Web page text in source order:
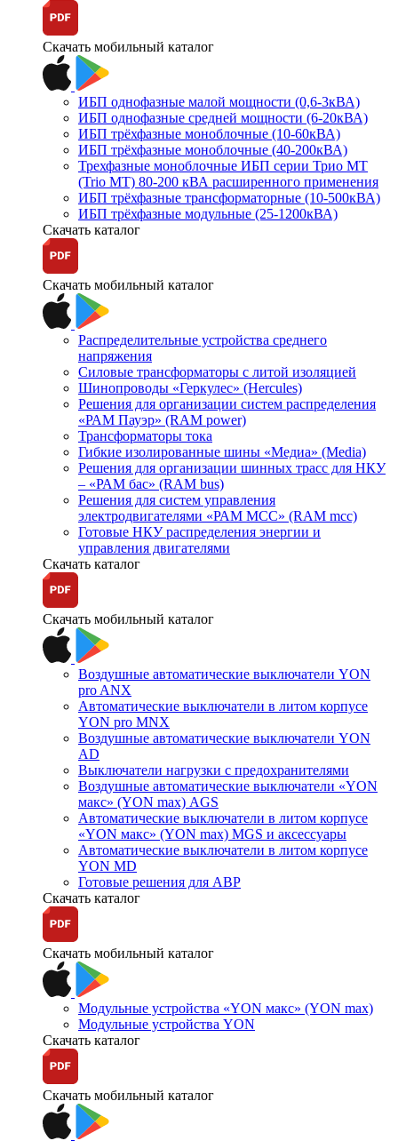
Скачать мобильный каталог
ИБП однофазные малой мощности (0,6-3кВА)
ИБП однофазные средней мощности (6-20кВА)
ИБП трёхфазные моноблочные (10-60кВА)
ИБП трёхфазные моноблочные (40-200кВА)
Трехфазные моноблочные ИБП серии Трио МТ
(Trio MT) 80-200 кВА расширенного применения
ИБП трёхфазные трансформаторные (10-500кВА)
ИБП трёхфазные модульные (25-1200кВА)
Скачать каталог
Скачать мобильный каталог
Распределительные устройства среднего
напряжения
Силовые трансформаторы с литой изоляцией
Шинопроводы «Геркулес» (Hercules)
Решения для организации систем распределения
«РАМ Пауэр» (RAM power)
Трансформаторы тока
Гибкие изолированные шины «Медиа» (Media)
Решения для организации шинных трасс для НКУ
– «РАМ бас» (RAM bus)
Решения для систем управления
электродвигателями «РАМ МСС» (RAM mcc)
Готовые НКУ распределения энергии и
управления двигателями
Скачать каталог
Скачать мобильный каталог
Воздушные автоматические выключатели YON
pro ANX
Автоматические выключатели в литом корпусе
YON pro MNX
Воздушные автоматические выключатели YON
AD
Выключатели нагрузки с предохранителями
Воздушные автоматические выключатели «YON
макс» (YON max) AGS
Автоматические выключатели в литом корпусе
«YON макс» (YON max) MGS и аксессуары
Автоматические выключатели в литом корпусе
YON MD
Готовые решения для АВР
Скачать каталог
Скачать мобильный каталог
Модульные устройства «YON макс» (YON max)
Модульные устройства YON
Скачать каталог
Скачать мобильный каталог